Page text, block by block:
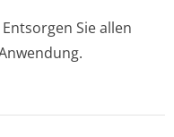
Sie allen